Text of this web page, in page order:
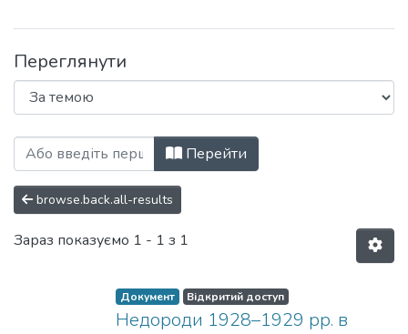
Переглянути
Перегляд Сторінки історії: збірник
Перейти
browse.back.all-results
Зараз показуємо 1 - 1 з 1
Документ Відкритий доступ
Недороди 1928–1929 рр. в